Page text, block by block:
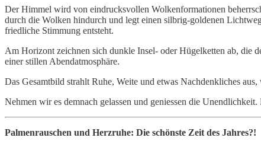
Der Himmel wird von eindrucksvollen Wolkenformationen
durch die Wolken hindurch und legt einen silbrig-goldenen
friedliche Stimmung entsteht.
Am Horizont zeichnen sich dunkle Insel- oder Hügelketten ab, die
einer stillen Abendatmosphäre.
Das Gesamtbild strahlt Ruhe, Weite und etwas Nachdenkliches
Nehmen wir es demnach gelassen und geniessen die
Palmenrauschen und Herzruhe: Die schönste Zeit des Jahres?!